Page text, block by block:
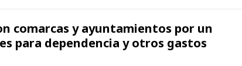
comarcas y ayuntamientos por un
para dependencia y otros gastos